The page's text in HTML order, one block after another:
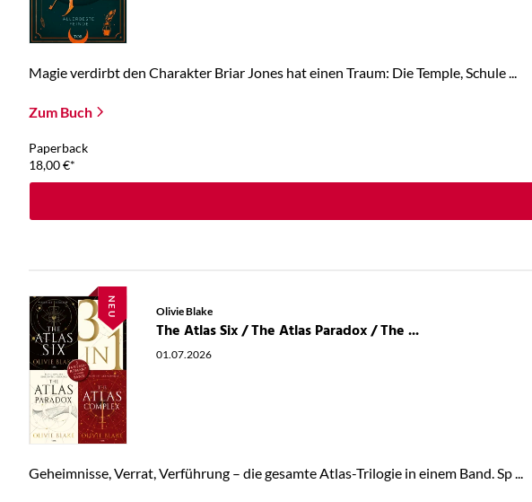
Magie verdirbt den Charakter Briar Jones hat einen Traum: Die Temple, Schule ...
Zum Buch
Paperback
18,00€*
NEU Olivie Blake
The Atlas Six / The Atlas Paradox / The ...
01.07.2026
Geheimnisse, Verrat, Verführung – die gesamte Atlas-Trilogie in einem Band. Sp ...